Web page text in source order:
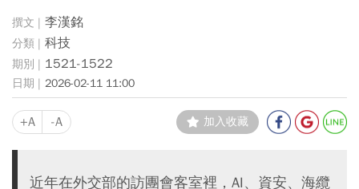
李漢銘
科技
1521-1522
2026-02-11 11:00
+A -A 加入收藏
近年在外交部的訪團會客室裡，AI、資安、海纜